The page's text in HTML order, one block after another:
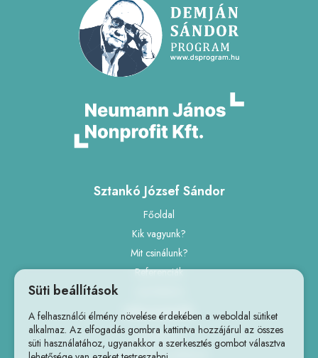
Sztankó József Sándor
Főoldal
Kik vagyunk?
Mit csinálunk?
Referenciák
Információk
Impresszum
Adatvédelmi szabályzat
Süti beállítások
A felhasználói élmény növelése érdekében a weboldal sütiket
alkalmaz. Az elfogadás gombra kattintva hozzájárul az összes
süti használatához, ugyanakkor a szerkesztés gombot választva